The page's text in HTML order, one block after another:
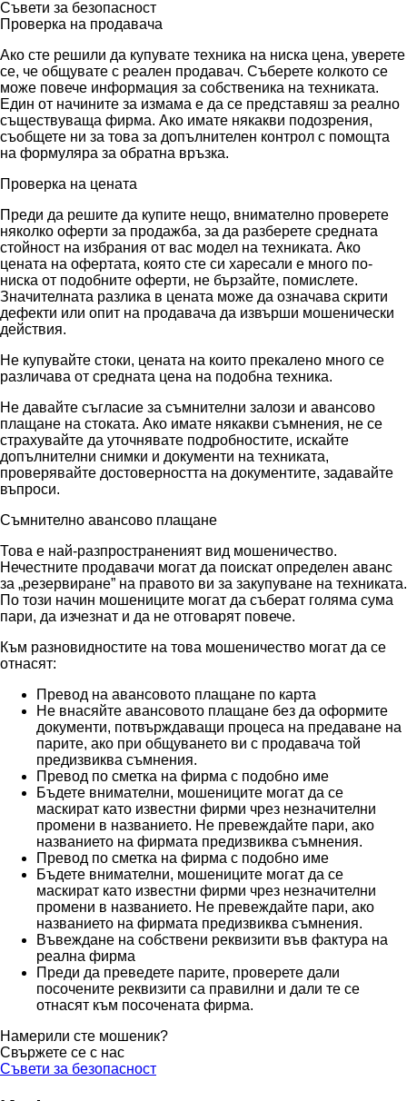
Съвети за безопасност
Проверка на продавача
Ако сте решили да купувате техника на ниска цена, уверете
се, че общувате с реален продавач. Съберете колкото се
може повече информация за собственика на техниката.
Един от начините за измама е да се представяш за реално
съществуваща фирма. Ако имате някакви подозрения,
съобщете ни за това за допълнителен контрол с помощта
на формуляра за обратна връзка.
Проверка на цената
Преди да решите да купите нещо, внимателно проверете
няколко оферти за продажба, за да разберете средната
стойност на избрания от вас модел на техниката. Ако
цената на офертата, която сте си харесали е много по-
ниска от подобните оферти, не бързайте, помислете.
Значителната разлика в цената може да означава скрити
дефекти или опит на продавача да извърши мошенически
действия.
Не купувайте стоки, цената на които прекалено много се
различава от средната цена на подобна техника.
Не давайте съгласие за съмнителни залози и авансово
плащане на стоката. Ако имате някакви съмнения, не се
страхувайте да уточнявате подробностите, искайте
допълнителни снимки и документи на техниката,
проверявайте достоверността на документите, задавайте
въпроси.
Съмнително авансово плащане
Това е най-разпространеният вид мошеничество.
Нечестните продавачи могат да поискат определен аванс
за „резервиране” на правото ви за закупуване на техниката.
По този начин мошениците могат да съберат голяма сума
пари, да изчезнат и да не отговарят повече.
Към разновидностите на това мошеничество могат да се
отнасят:
Превод на авансовото плащане по карта
Не внасяйте авансовото плащане без да оформите
документи, потвърждаващи процеса на предаване на
парите, ако при общуването ви с продавача той
предизвиква съмнения.
Превод по сметка на фирма с подобно име
Бъдете внимателни, мошениците могат да се
маскират като известни фирми чрез незначителни
промени в названието. Не превеждайте пари, ако
названието на фирмата предизвиква съмнения.
Превод по сметка на фирма с подобно име
Бъдете внимателни, мошениците могат да се
маскират като известни фирми чрез незначителни
промени в названието. Не превеждайте пари, ако
названието на фирмата предизвиква съмнения.
Въвеждане на собствени реквизити във фактура на
реална фирма
Преди да преведете парите, проверете дали
посочените реквизити са правилни и дали те се
отнасят към посочената фирма.
Намерили сте мошеник?
Свържете се с нас
Съвети за безопасност